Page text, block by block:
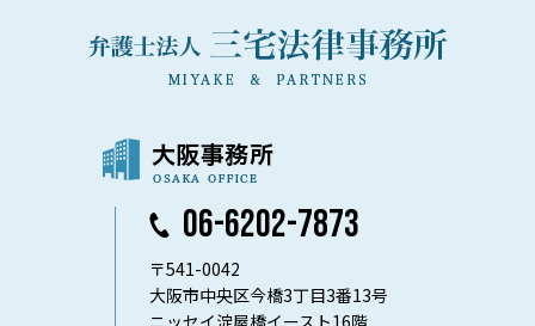
06-6202-7873
〒541-0042
大阪市中央区今橋3丁目3番13号
ニッセイ淀屋橋イースト16階